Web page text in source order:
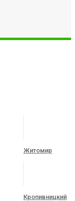
Житомир
Кропивницкий